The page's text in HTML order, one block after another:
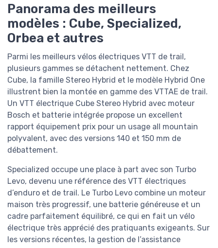
Panorama des meilleurs
modèles : Cube, Specialized,
Orbea et autres
Parmi les meilleurs vélos électriques VTT de trail,
plusieurs gammes se détachent nettement. Chez
Cube, la famille Stereo Hybrid et le modèle Hybrid One
illustrent bien la montée en gamme des VTTAE de trail.
Un VTT électrique Cube Stereo Hybrid avec moteur
Bosch et batterie intégrée propose un excellent
rapport équipement prix pour un usage all mountain
polyvalent, avec des versions 140 et 150 mm de
débattement.
Specialized occupe une place à part avec son Turbo
Levo, devenu une référence des VTT électriques
d’enduro et de trail. Le Turbo Levo combine un moteur
maison très progressif, une batterie généreuse et un
cadre parfaitement équilibré, ce qui en fait un vélo
électrique très apprécié des pratiquants exigeants. Sur
les versions récentes, la gestion de l’assistance